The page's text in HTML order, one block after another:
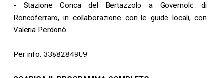
- Stazione Conca del Bertazzolo a Governolo di
Roncoferraro, in collaborazione con le guide locali, con
Valeria Perdonò.
Per info: 3388284909